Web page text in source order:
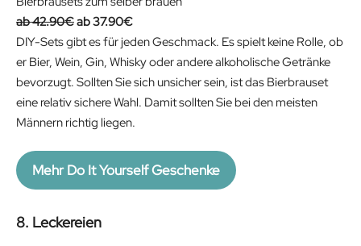
s
:
4
9
.
9
€
4
2
.
5
1
€
42.90€O
r
i
g
i
n
i
37.90€C
u
r
r
e
n
DIY-Sets gibt es für jeden Geschmack. Es spielt keine Rolle, ob
er Bier, Wein, Gin, Whisky oder andere alkoholische Getränke
bevorzugt. Sollten Sie sich unsicher sein, ist das Bierbrauset
eine relativ sichere Wahl. Damit sollten Sie bei den meisten
Männern richtig liegen.
Mehr Do It Yourself Geschenke
8. Leckereien